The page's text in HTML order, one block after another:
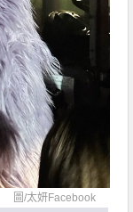
圖/太妍Facebook